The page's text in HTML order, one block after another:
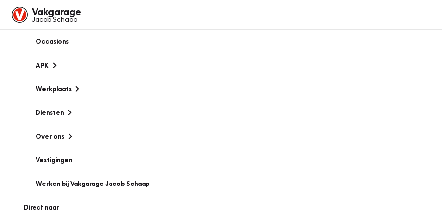
Vakgarage
Jacob Schaap
Occasions
APK
Werkplaats
Diensten
Over ons
Vestigingen
Werken bij Vakgarage Jacob Schaap
Direct naar